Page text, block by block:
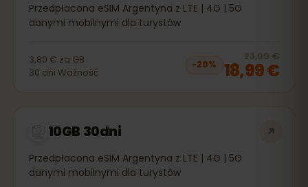
Przedpłacona eSIM Argentyna z LTE | 4G | 5G
danymi mobilnymi dla turystów
3,80 € za GB
30 dni Ważność
−20%
23,99 €
18,99 €
10GB 30dni
Przedpłacona eSIM Argentyna z LTE | 4G | 5G
danymi mobilnymi dla turystów